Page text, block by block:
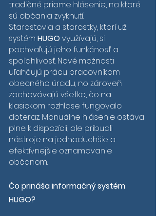
tradičné priame hlásenie, na ktoré
sú občania zvyknutí.
Starostovia a starostky, ktorí už
systém HUGO využívajú, si
pochvaľujú jeho funkčnosť a
spoľahlivosť. Nové možnosti
uľahčujú prácu pracovníkom
obecného úradu, no zároveň
zachovávajú všetko, čo na
klasickom rozhlase fungovalo
doteraz. Manuálne hlásenie ostáva
plne k dispozícii, ale pribudli
nástroje na jednoduchšie a
efektívnejšie oznamovanie
občanom.
Čo prináša informačný systém
HUGO?